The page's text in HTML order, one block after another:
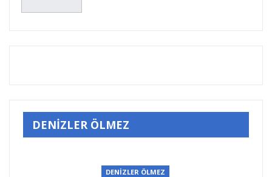
DENİZLER ÖLMEZ
DENİZLER ÖLMEZ